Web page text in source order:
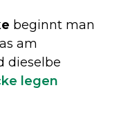
beginnt man
am
dieselbe
legen